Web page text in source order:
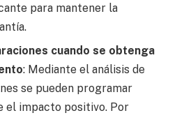
para mantener la
cuando se obtenga
: Mediante el análisis de
se pueden programar
el impacto positivo. Por